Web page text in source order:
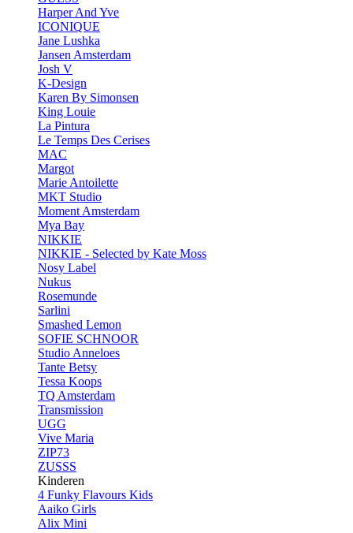
Harper And Yve
ICONIQUE
Jane Lushka
Jansen Amsterdam
Josh V
K-Design
Karen By Simonsen
King Louie
La Pintura
Le Temps Des Cerises
MAC
Margot
Marie Antoilette
MKT Studio
Moment Amsterdam
Mya Bay
NIKKIE
NIKKIE - Selected by Kate Moss
Nosy Label
Nukus
Rosemunde
Sarlini
Smashed Lemon
SOFIE SCHNOOR
Studio Anneloes
Tante Betsy
Tessa Koops
TQ Amsterdam
Transmission
UGG
Vive Maria
ZIP73
ZUSSS
Kinderen
4 Funky Flavours Kids
Aaiko Girls
Alix Mini